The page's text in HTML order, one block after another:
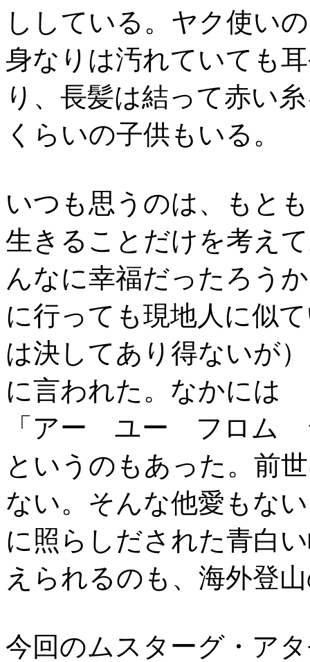
ししている。ヤク使い
身なりは汚れていても
り、長髪は結って赤い
くらいの子供もいる。
いつも思うのは、もと
生きることだけを考え
んなに幸福だったろう
に行っても現地人に似
は決してあり得ないが
に言われた。なかには
「アー ユー フロム
というのもあった。前
ない。そんな他愛もな
に照らしだされた青白
えられるのも、海外登
今回のムスターグ・ア